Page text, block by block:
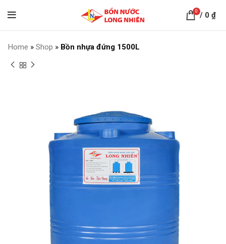
0 / 0₫
Home » Shop » Bồn nhựa đứng 1500L